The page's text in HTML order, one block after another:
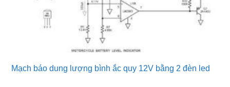
Mạch báo dung lượng bình ắc quy 12V bằng 2 đèn led